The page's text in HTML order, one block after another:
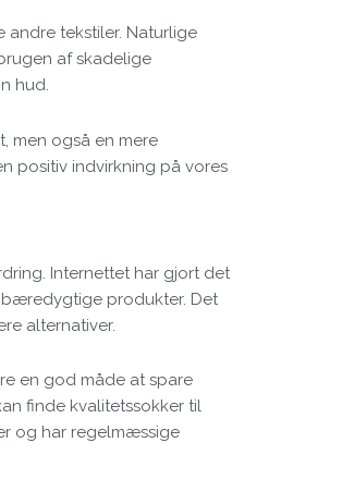
andre tekstiler. Naturlige
af skadelige
hud.
men også en mere
positiv indvirkning på vores
Internettet har gjort det
produkter. Det
alternativer.
en god måde at spare
finde kvalitetssokker til
og har regelmæssige